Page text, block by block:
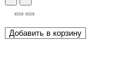
Добавить в корзину